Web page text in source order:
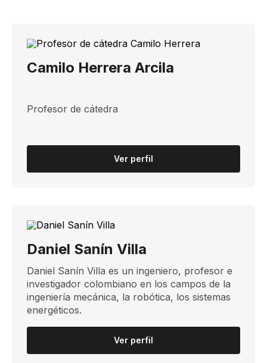
Camilo Herrera Arcila
Profesor de cátedra
Ver perfil
Daniel Sanín Villa
Daniel Sanín Villa es un ingeniero, profesor e
investigador colombiano en los campos de la
ingeniería mecánica, la robótica, los sistemas
energéticos.
Ver perfil